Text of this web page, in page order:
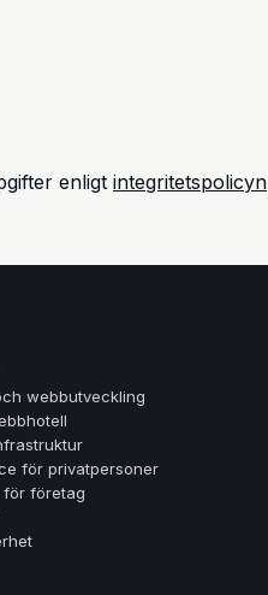
enligt integritetspolicyn
webbutveckling
för privatpersoner
för företag